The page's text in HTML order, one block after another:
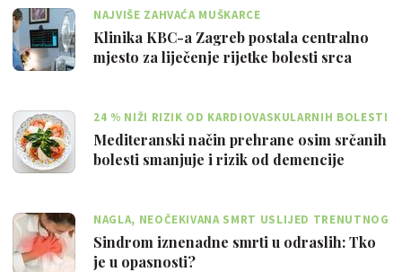
NAJVIŠE ZAHVAĆA MUŠKARCE
Klinika KBC-a Zagreb postala centralno
mjesto za liječenje rijetke bolesti srca
24 % NIŽI RIZIK OD KARDIOVASKULARNIH BOLESTI
Mediteranski način prehrane osim srčanih
bolesti smanjuje i rizik od demencije
NAGLA, NEOČEKIVANA SMRT USLIJED TRENUTNOG
GUBITKA SRČANE FUNKCIJE
Sindrom iznenadne smrti u odraslih: Tko
je u opasnosti?